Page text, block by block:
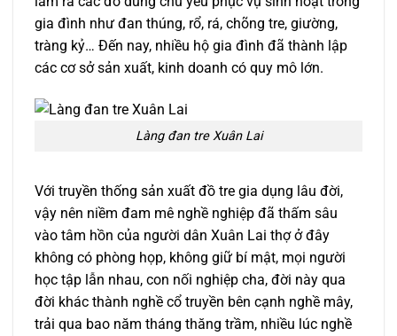
gia đình như đan thúng, rổ, rá, chõng tre, giường,
tràng kỷ… Đến nay, nhiều hộ gia đình đã thành lập
các cơ sở sản xuất, kinh doanh có quy mô lớn.
Làng đan tre Xuân Lai
Với truyền thống sản xuất đồ tre gia dụng lâu đời,
vậy nên niềm đam mê nghề nghiệp đã thấm sâu
vào tâm hồn của người dân Xuân Lai thợ ở đây
không có phòng họp, không giữ bí mật, mọi người
học tập lẫn nhau, con nối nghiệp cha, đời này qua
đời khác thành nghề cổ truyền bên cạnh nghề mây,
trải qua bao năm tháng thăng trầm, nhiều lúc nghề